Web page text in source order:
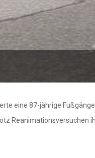
eine 87-jährige
Reanimationsversuchen